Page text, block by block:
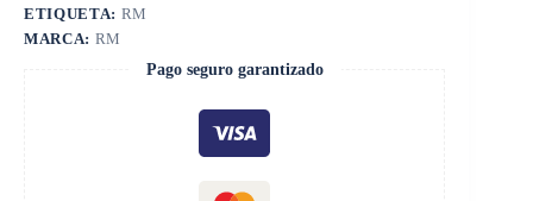
ETIQUETA: RM
MARCA: RM
Pago seguro garantizado